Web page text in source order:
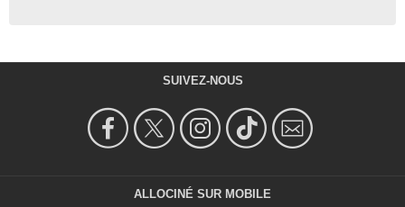
SUIVEZ-NOUS
ALLOCINÉ SUR MOBILE